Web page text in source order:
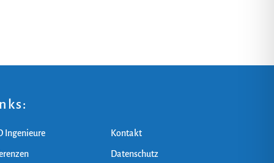
Ingenieure Kontakt
Datenschutz